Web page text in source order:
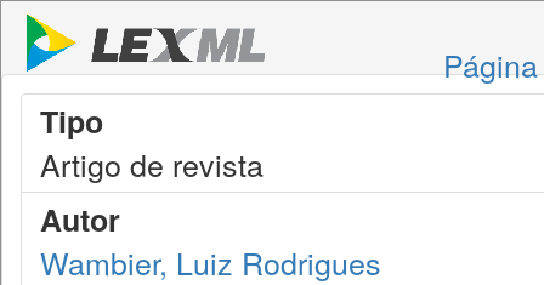
Tipo
Artigo de revista
Autor
Wambier, Luiz Rodrigues